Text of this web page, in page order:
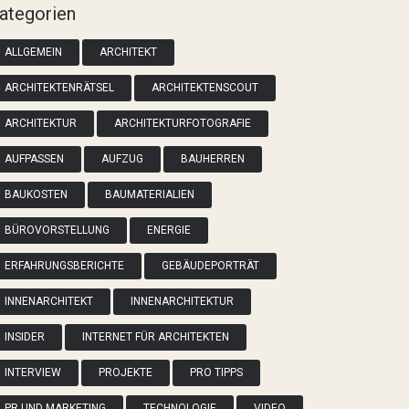
ALLGEMEIN ARCHITEKT
ARCHITEKTENRÄTSEL ARCHITEKTENSCOUT
ARCHITEKTUR ARCHITEKTURFOTOGRAFIE
AUFPASSEN AUFZUG BAUHERREN
BAUKOSTEN BAUMATERIALIEN
BÜROVORSTELLUNG ENERGIE
ERFAHRUNGSBERICHTE GEBÄUDEPORTRÄT
INNENARCHITEKT INNENARCHITEKTUR
INSIDER INTERNET FÜR ARCHITEKTEN
INTERVIEW PROJEKTE PRO TIPPS